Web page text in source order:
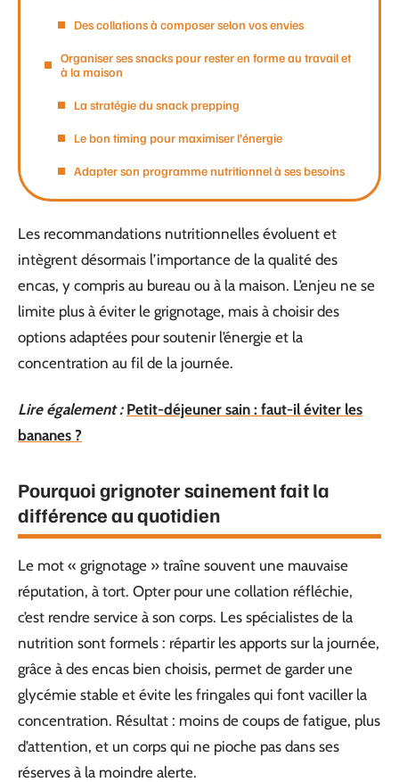
Des collations à composer selon vos envies
Organiser ses snacks pour rester en forme au travail et
à la maison
La stratégie du snack prepping
Le bon timing pour maximiser l’énergie
Adapter son programme nutritionnel à ses besoins
Les recommandations nutritionnelles évoluent et
intègrent désormais l’importance de la qualité des
encas, y compris au bureau ou à la maison. L’enjeu ne se
limite plus à éviter le grignotage, mais à choisir des
options adaptées pour soutenir l’énergie et la
concentration au fil de la journée.
Lire également : Petit-déjeuner sain : faut-il éviter les
bananes ?
Pourquoi grignoter sainement fait la
différence au quotidien
Le mot « grignotage » traîne souvent une mauvaise
réputation, à tort. Opter pour une collation réfléchie,
c’est rendre service à son corps. Les spécialistes de la
nutrition sont formels : répartir les apports sur la journée,
grâce à des encas bien choisis, permet de garder une
glycémie stable et évite les fringales qui font vaciller la
concentration. Résultat : moins de coups de fatigue, plus
d’attention, et un corps qui ne pioche pas dans ses
réserves à la moindre alerte.